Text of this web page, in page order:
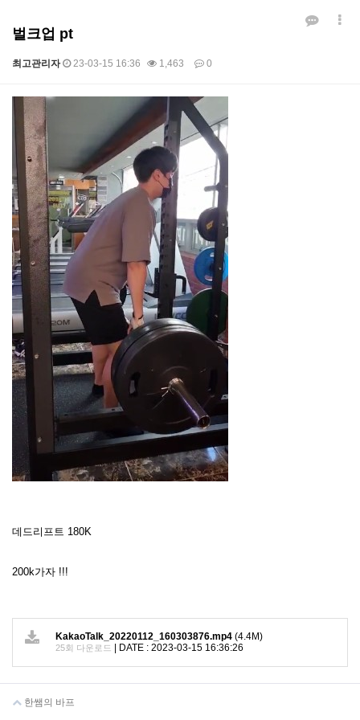
벌크업 pt
최고관리자 23-03-15 16:36 1,463 0
본문
데드리프트 180K
200k가자 !!!
KakaoTalk_20220112_160303876.mp4 (4.4M)
25회 다운로드 DATE : 2023-03-15 16:36:26
한쌤의 바프